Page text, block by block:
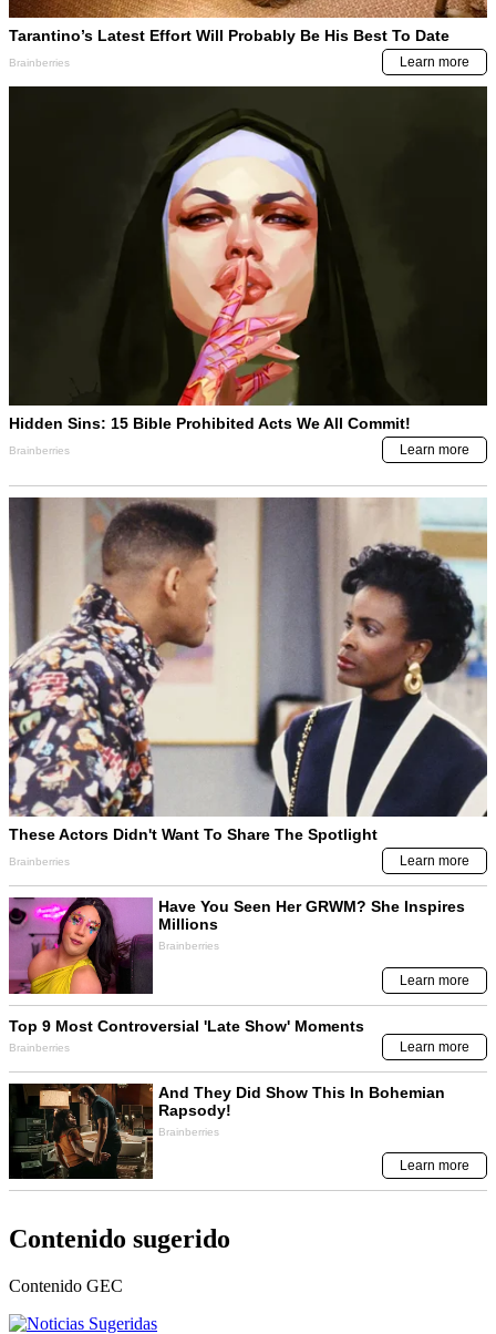
Contenido sugerido
Contenido GEC